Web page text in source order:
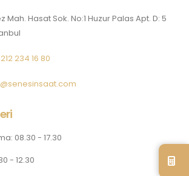
Mah. Hasat Sok. No:1 Huzur Palas Apt. D: 5
234 16 80
08.30 - 17.30
- 12.30